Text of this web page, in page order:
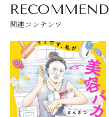
RECOMMEND
関連コンテンツ